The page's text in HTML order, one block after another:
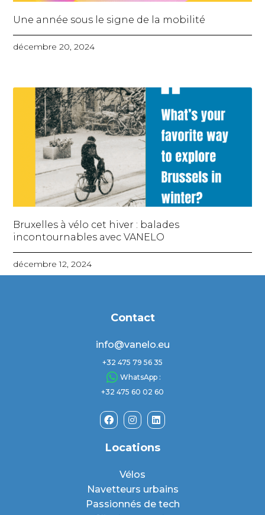
Une année sous le signe de la mobilité
décembre 20, 2024
Bruxelles à vélo cet hiver : balades
incontournables avec VANELO
décembre 12, 2024
Contact
info@vanelo.eu
+32 475 79 56 35
WhatsApp :
+32 475 60 02 60
Locations
Vélos
Navetteurs urbains
Passionnés de tech